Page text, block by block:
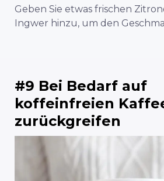
Geben Sie etwas frischen
Ingwer hinzu, um den
#9 Bei Bedarf auf
koffeinfreien
zurückgreifen